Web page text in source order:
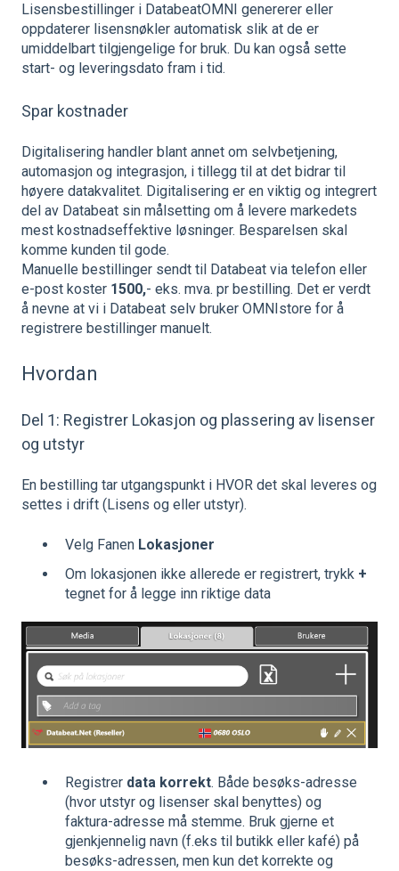
Lisensbestillinger i DatabeatOMNI genererer eller
oppdaterer lisensnøkler automatisk slik at de er
umiddelbart tilgjengelige for bruk. Du kan også sette
start- og leveringsdato fram i tid.
Spar kostnader
Digitalisering handler blant annet om selvbetjening,
automasjon og integrasjon, i tillegg til at det bidrar til
høyere datakvalitet. Digitalisering er en viktig og integrert
del av Databeat sin målsetting om å levere markedets
mest kostnadseffektive løsninger. Besparelsen skal
komme kunden til gode.
Manuelle bestillinger sendt til Databeat via telefon eller
e-post koster 1500,- eks. mva. pr bestilling. Det er verdt
å nevne at vi i Databeat selv bruker OMNIstore for å
registrere bestillinger manuelt.
Hvordan
Del 1: Registrer Lokasjon og plassering av lisenser
og utstyr
En bestilling tar utgangspunkt i HVOR det skal leveres og
settes i drift (Lisens og eller utstyr).
Velg Fanen Lokasjoner
Om lokasjonen ikke allerede er registrert, trykk +
tegnet for å legge inn riktige data
Registrer data korrekt. Både besøks-adresse
(hvor utstyr og lisenser skal benyttes) og
faktura-adresse må stemme. Bruk gjerne et
gjenkjennelig navn (f.eks til butikk eller kafé) på
besøks-adressen, men kun det korrekte og